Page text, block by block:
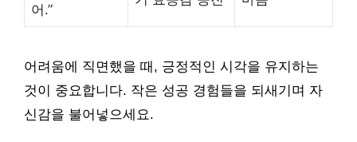
어.”
어려움에 직면했을 때, 긍정적인 시각을 유지하는
것이 중요합니다. 작은 성공 경험들을 되새기며 자
신감을 불어넣으세요.